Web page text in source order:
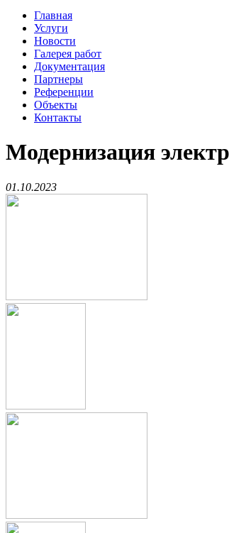
Главная
Услуги
Новости
Галерея работ
Документация
Партнеры
Референции
Объекты
Контакты
Модернизация
01.10.2023